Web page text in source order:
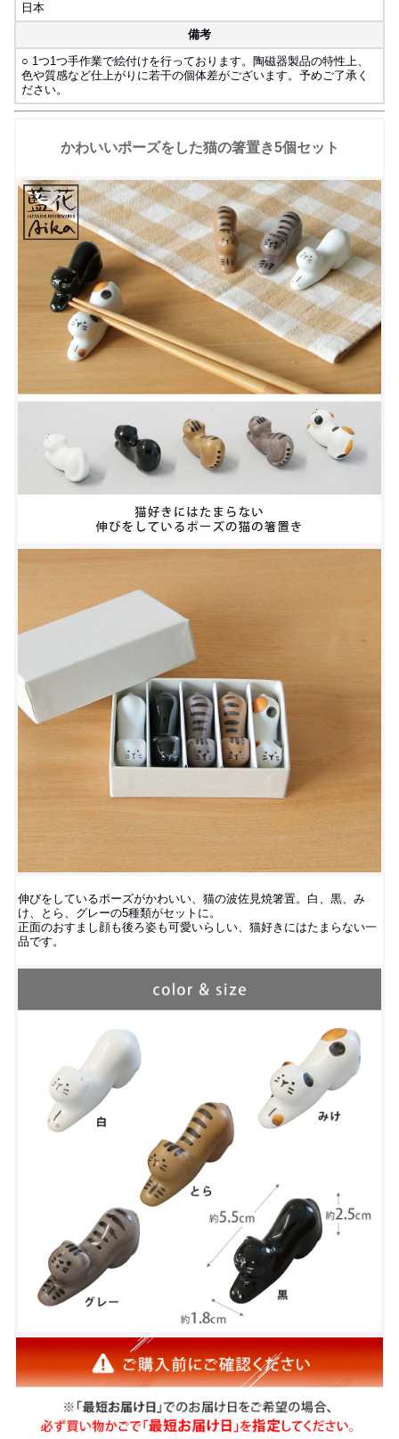
日本
備考
○ 1つ1つ手作業で絵付けを行っております。陶磁器製品の特性上、
色や質感など仕上がりに若干の個体差がございます。予めご了承く
ださい。
かわいいポーズをした猫の箸置き5個セット
伸びをしているポーズがかわいい、猫の波佐見焼箸置。白、黒、み
け、とら、グレーの5種類がセットに。
正面のおすまし顔も後ろ姿も可愛いらしい、猫好きにはたまらない一
品です。